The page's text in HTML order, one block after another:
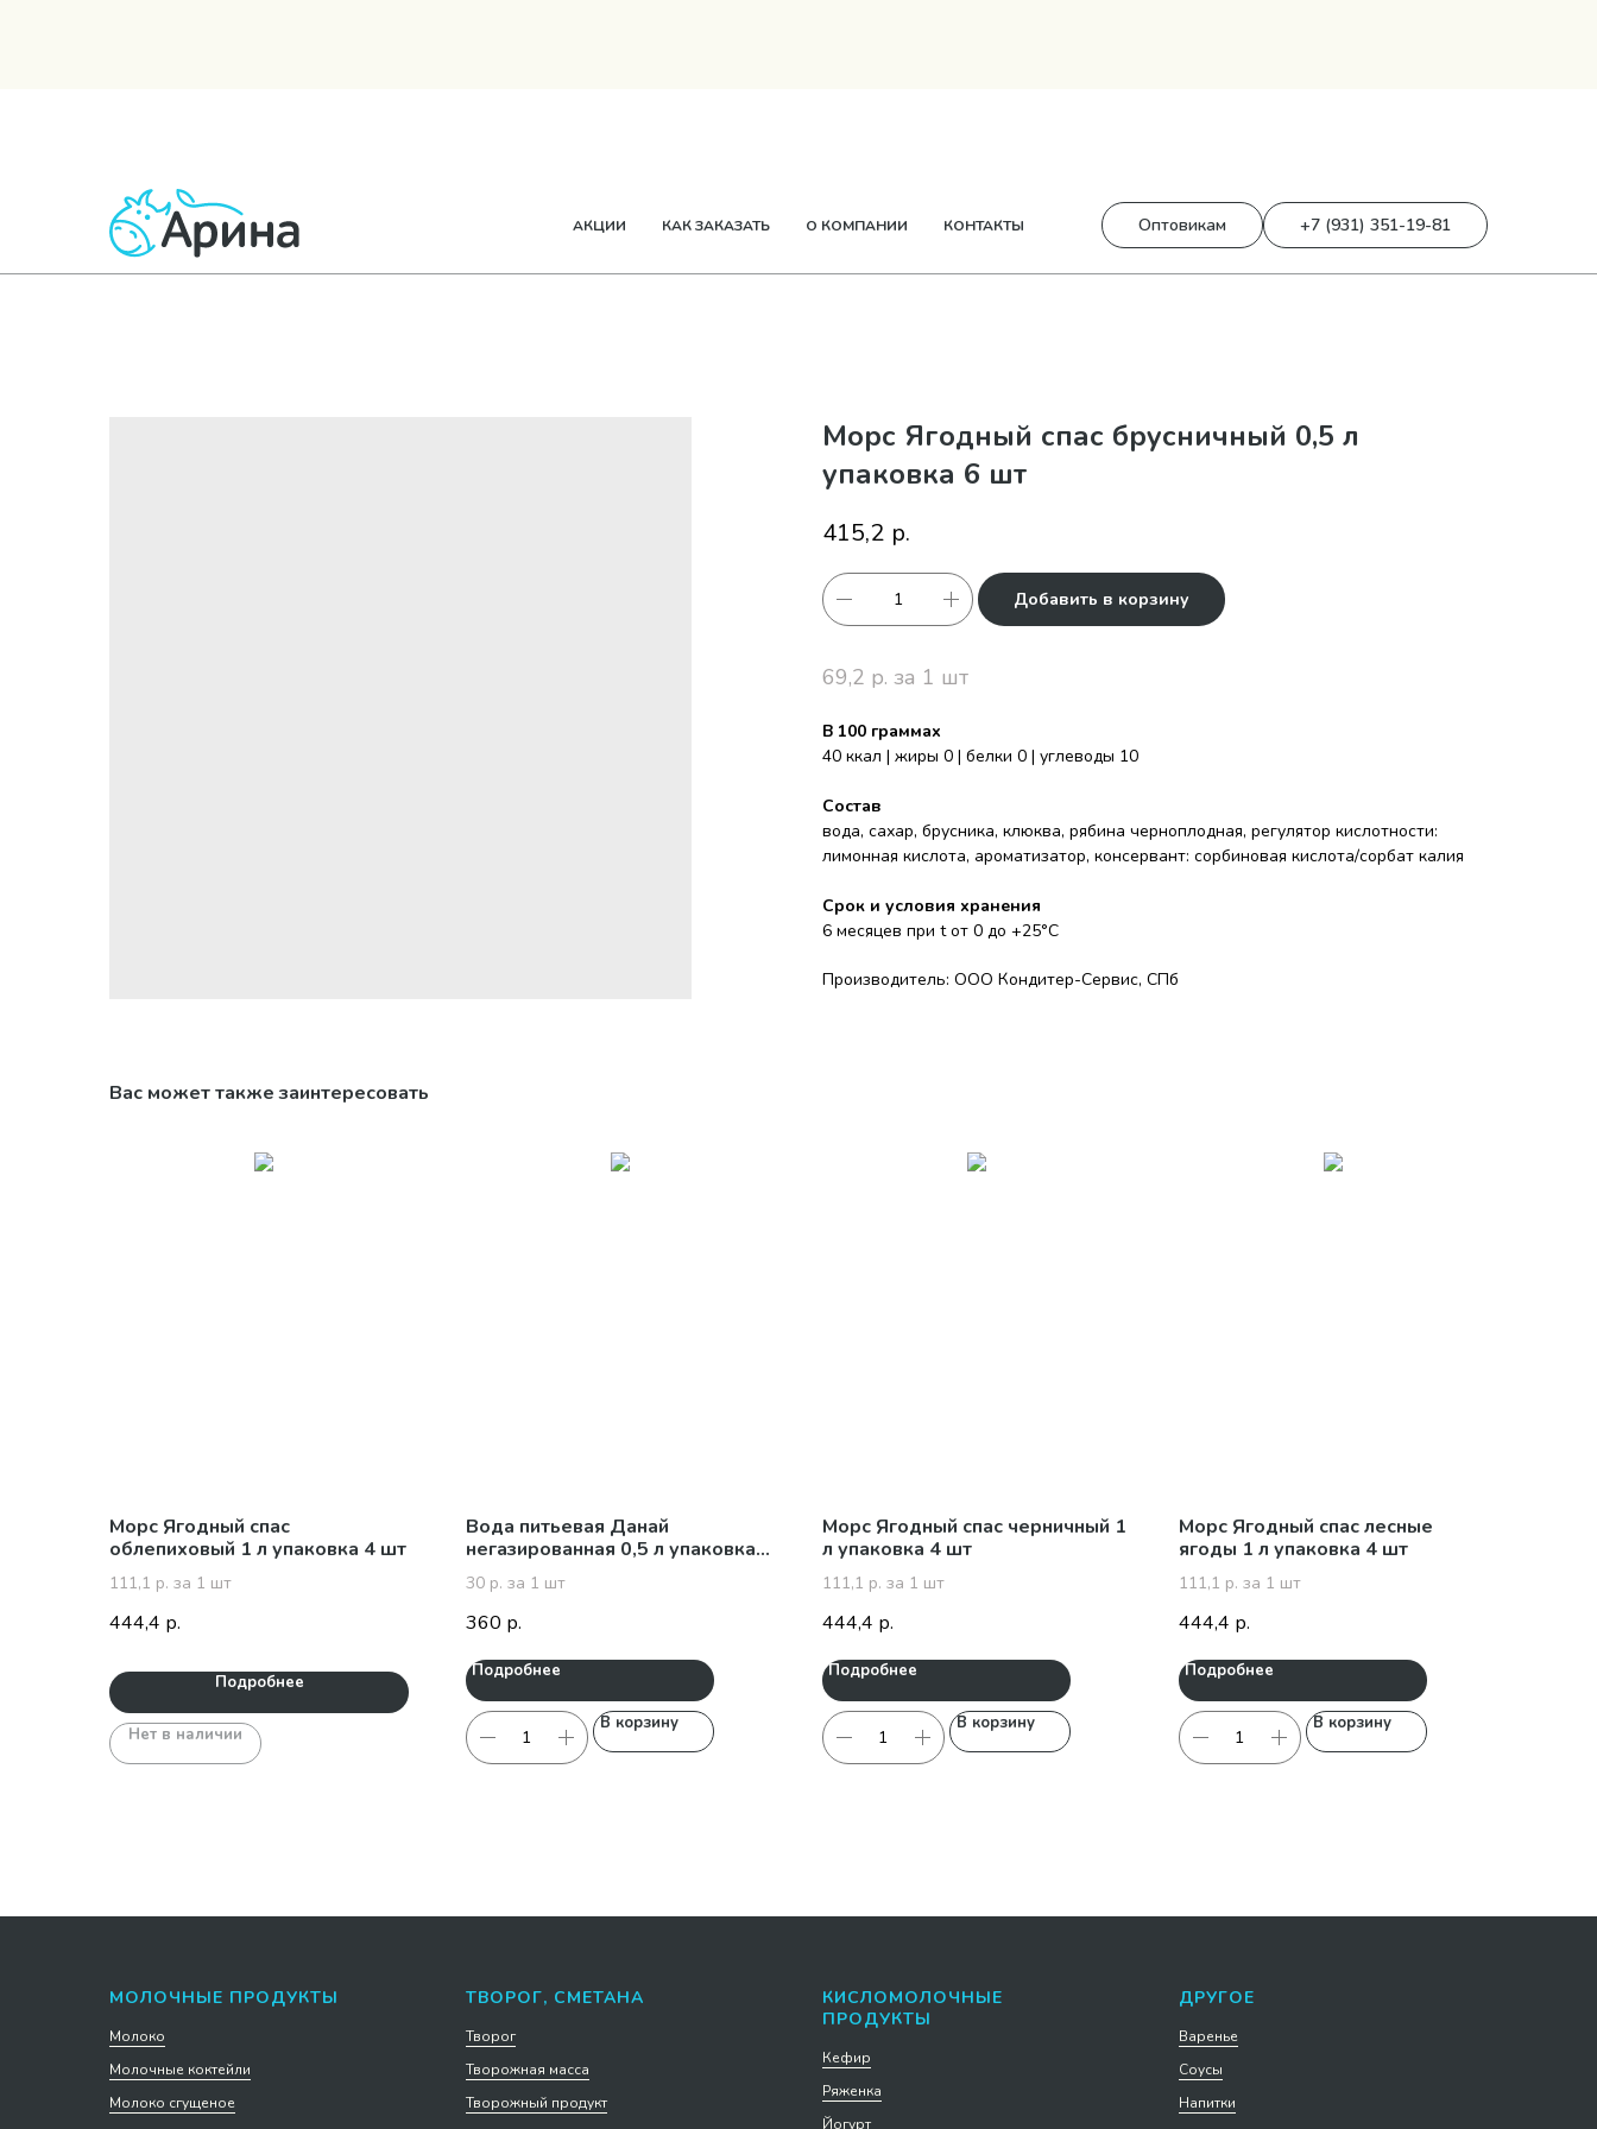
АКЦИИ КАК ЗАКАЗАТЬ О КОМПАНИИ КОНТАКТЫ Оптовикам +7 (931) 351-19-81
Морс Ягодный спас брусничный 0,5 л
упаковка 6 шт
415,2 р.
Добавить в корзину
69,2 р. за 1 шт
В 100 граммах
40 ккал | жиры 0 | белки 0 | углеводы 10
Состав
вода, сахар, брусника, клюква, рябина черноплодная, регулятор кислотности:
лимонная кислота, ароматизатор, консервант: сорбиновая кислота/сорбат калия
Срок и условия хранения
6 месяцев при t от 0 до +25°С
Производитель: ООО Кондитер-Сервис, СПб
Вас может также заинтересовать
Морс Ягодный спас
облепиховый 1 л упаковка 4 шт
111,1 р. за 1 шт
444,4 р.
Подробнее
Нет в наличии
Вода питьевая Данай
негазированная 0,5 л упаковка
12 шт
30 р. за 1 шт
360 р.
Подробнее
В корзину
Морс Ягодный спас черничный 1
л упаковка 4 шт
111,1 р. за 1 шт
444,4 р.
Подробнее
В корзину
Морс Ягодный спас лесные
ягоды 1 л упаковка 4 шт
111,1 р. за 1 шт
444,4 р.
Подробнее
В корзину
МОЛОЧНЫЕ ПРОДУКТЫ
Молоко
Молочные коктейли
Молоко сгущеное
ТВОРОГ, СМЕТАНА
Творог
Творожная масса
Творожный продукт
КИСЛОМОЛОЧНЫЕ
ПРОДУКТЫ
Кефир
Ряженка
Йогурт
ДРУГОЕ
Варенье
Соусы
Напитки